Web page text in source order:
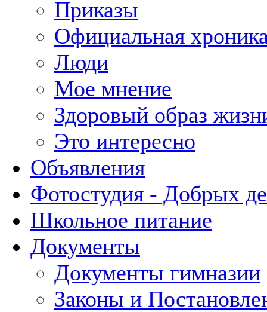
Приказы
Официальная
Люди
Мое мнение
Здоровый образ
Это интересно
Объявления
Фотостудия - Добрых
Школьное питание
Документы
Документы гимназии
Законы и